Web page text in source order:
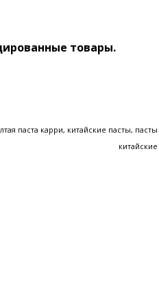
товары.
паста карри, китайские пасты, пасты
китайские